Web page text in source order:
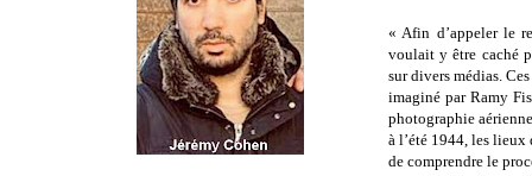
« Afin d’appeler le
voulait y être caché
sur divers médias.
imaginé par Ramy
photographie
à l’été 1944, les lieux
de comprendre le